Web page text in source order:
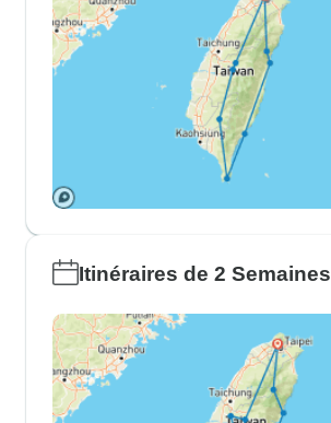
Itinéraires de 2 Semaines